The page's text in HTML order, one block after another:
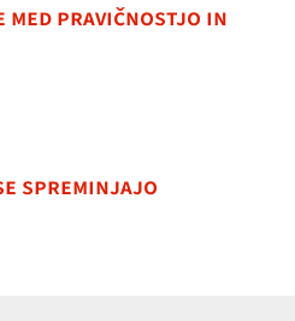
pravičnostjo in
spreminjajo